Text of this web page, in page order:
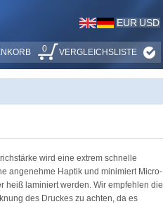
EUR USD
0 VERGLEICHSLISTE
wird eine extrem schnelle
angenehme Haptik und minimiert Micro-
heiß laminiert werden. Wir empfehlen die
des Druckes zu achten, da es